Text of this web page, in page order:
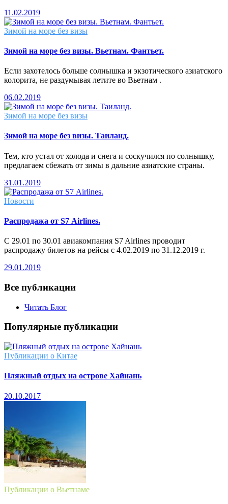
11.02.2019
Зимой на море без визы
Зимой на море без визы. Вьетнам. Фантьет.
Если захотелось больше солнышка и экзотического азиатского
колорита, не раздумывая летите во Вьетнам .
06.02.2019
Зимой на море без визы
Зимой на море без визы. Таиланд.
Тем, кто устал от холода и снега и соскучился по солнышку,
предлагаем сбежать от зимы в дальние азиатские страны.
31.01.2019
Новости
Распродажа от S7 Airlines.
С 29.01 по 30.01 авиакомпания S7 Airlines проводит
распродажу билетов на рейсы с 4.02.2019 по 31.12.2019 г.
29.01.2019
Все публикации
Читать Блог
Популярные публикации
Публикации о Китае
Пляжный отдых на острове Хайнань
20.10.2017
Публикации о Вьетнаме